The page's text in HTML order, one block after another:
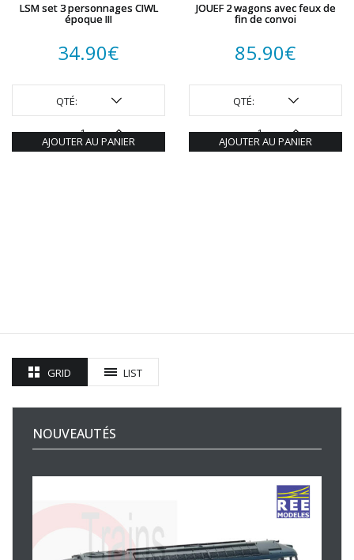
LSM set 3 personnages CIWL
époque III
34.90€
QTÉ:
AJOUTER AU PANIER
JOUEF 2 wagons avec feux de
fin de convoi
85.90€
QTÉ:
AJOUTER AU PANIER
GRID LIST
NOUVEAUTÉS